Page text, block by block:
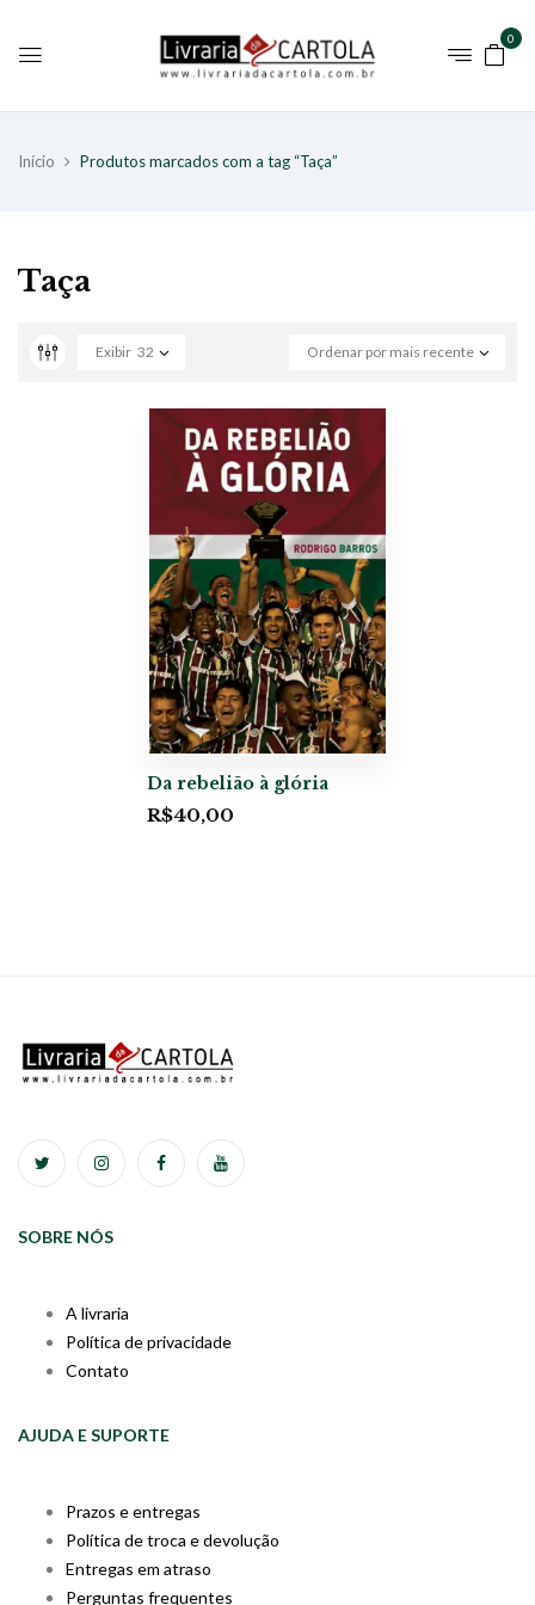
0
Início Produtos marcados com a tag “Taça”
Taça
Ordenar por mais recente
Exibir 32
Da rebelião à glória
R$40,00
SOBRE NÓS
A livraria
Política de privacidade
Contato
AJUDA E SUPORTE
Prazos e entregas
Política de troca e devolução
Entregas em atraso
Perguntas frequentes